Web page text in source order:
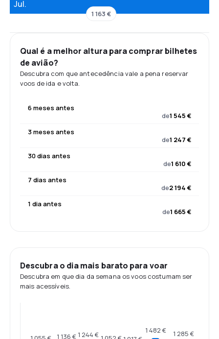
Jul.
1 163 €
Qual é a melhor altura para comprar bilhetes
de avião?
Descubra com que antecedência vale a pena reservar
voos de ida e volta.
6 meses antes
de1 545 €
3 meses antes
de1 247 €
30 dias antes
de1 610 €
7 dias antes
de2 194 €
1 dia antes
de1 665 €
Descubra o dia mais barato para voar
Descubra em que dia da semana os voos costumam ser
mais acessíveis.
1 136 € 1 244 €
1 482 € 1 285 €